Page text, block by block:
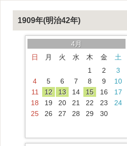
1909年(明治42年)
4月
日
月 火 水 木 金
土
1
2
3
4
5 6 7 8 9
10
11
12 13 14 15 16
17
18
19 20 21 22 23
24
25
26 27 28 29 30